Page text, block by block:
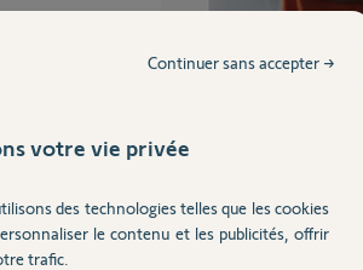
votre vie privée
des technologies telles que les cookies
le contenu et les publicités, offrir
trafic.
Continuer sans accepter →